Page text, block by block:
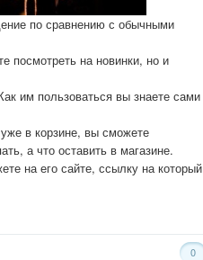
по сравнению с обычными
посмотреть на новинки, но и
им пользоваться вы знаете сами
в корзине, вы сможете
а что оставить в магазине.
на его сайте, ссылку на который
0